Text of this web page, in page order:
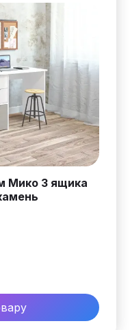
Мико 3 ящика